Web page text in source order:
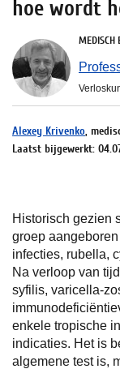
hoe wordt
MEDISCH
Alexey Krivenko,
Laatst bijgewerkt:
Historisch gezien
groep
infecties, rubella,
Na verloop van
syfilis, varicella-
enkele tropische
indicaties. Het is
algemene test is,